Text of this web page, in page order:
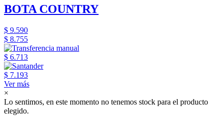
BOTA COUNTRY
$ 9.590
$ 8.755
$ 6.713
$ 7.193
Ver más
×
Lo sentimos, en este momento no tenemos stock para el producto
elegido.